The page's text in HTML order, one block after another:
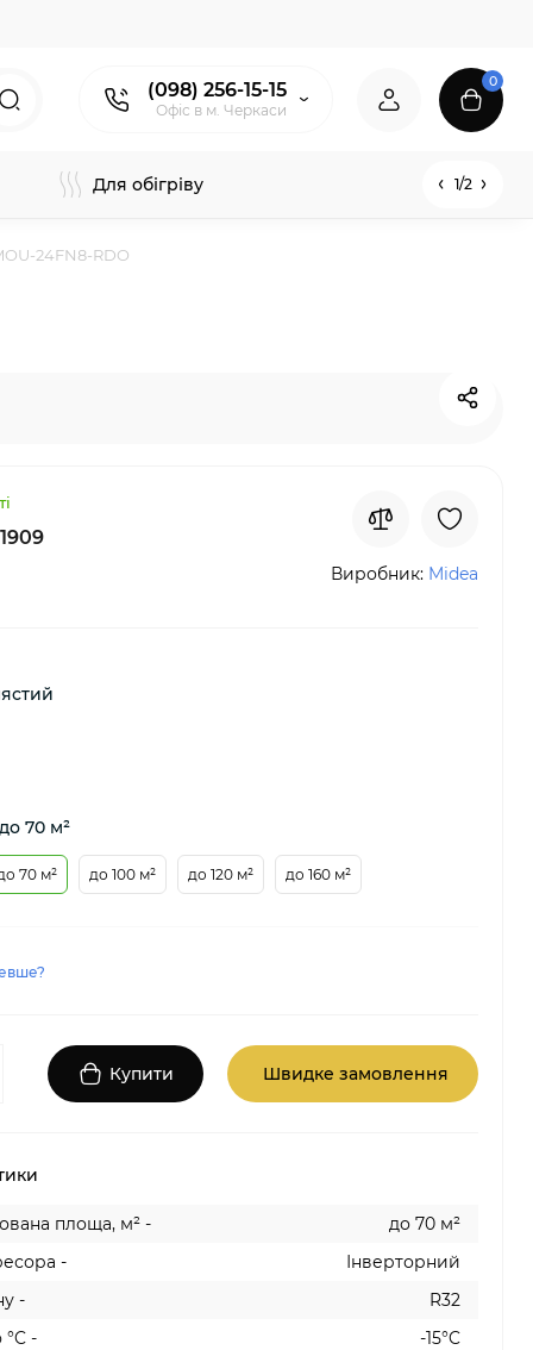
(098) 256-15-15
Офіс в м. Черкаси
0
Для обігріву 1/2
24FN8-RDO
1909
Виробник: Midea
70 м²
70 м² до 100 м² до 120 м² до 160 м²
Купити Швидке замовлення
площа, м² -
до 70 м²
-
Інверторний
-
R32
°C -
-15°C